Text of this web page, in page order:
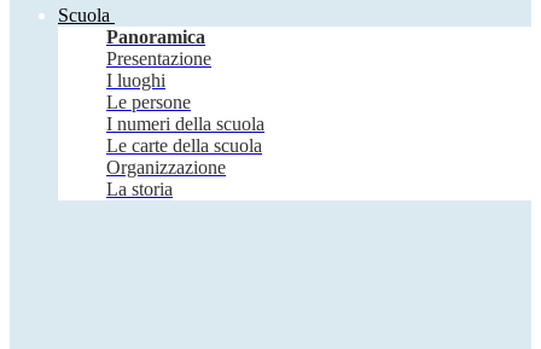
Scuola
Panoramica
Presentazione
I luoghi
Le persone
I numeri della scuola
Le carte della scuola
Organizzazione
La storia